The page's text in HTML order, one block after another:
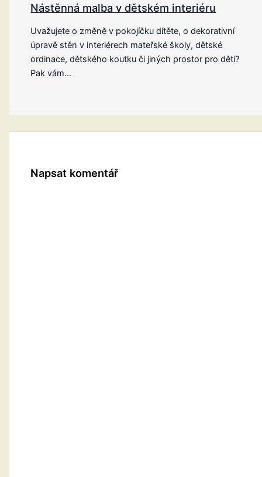
Nástěnná malba v dětském interiéru
Uvažujete o změně v pokojíčku dítěte, o dekorativní
úpravě stěn v interiérech mateřské školy, dětské
ordinace, dětského koutku či jiných prostor pro děti?
Pak vám…
Napsat komentář